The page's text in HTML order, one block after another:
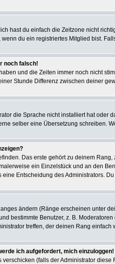
hast du einfach die Zeitzone nicht
du ein registriertes Mitglied bist.
noch falsch!
und die Zeiten immer noch nicht
Stunde Differenz zwischen deiner
die Sprache nicht installiert hat
selber eine Übersetzung schreiben.
Das erste gehört zu deinem
ein Einzelstück und an den
Entscheidung des Administrators.
ändern (Ränge erscheinen unter
bestimmte Benutzer, z. B.
treffen, der deinen Rang einfach
ich aufgefordert, mich einzuloggen!
(falls der Administrator